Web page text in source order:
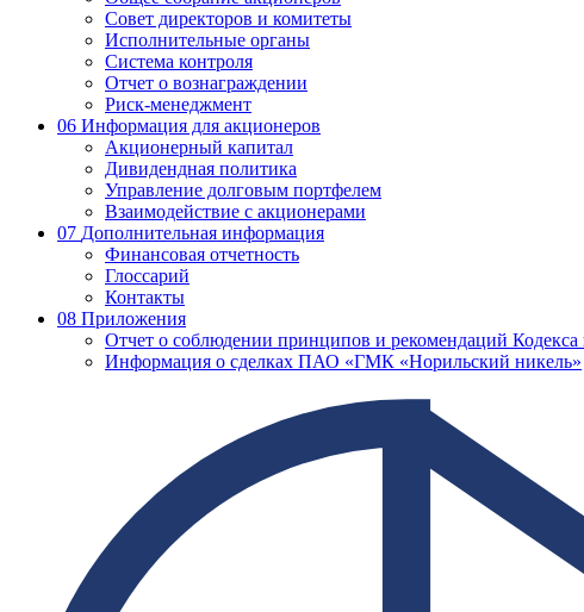
Совет директоров и комитеты
Исполнительные органы
Система контроля
Отчет о вознаграждении
Риск-менеджмент
06 Информация для акционеров
Акционерный капитал
Дивидендная политика
Управление долговым портфелем
Взаимодействие с акционерами
07 Дополнительная информация
Финансовая отчетность
Глоссарий
Контакты
08 Приложения
Отчет о соблюдении принципов и рекомендаций Кодекса
Информация о сделках ПАО «ГМК «Норильский никель»